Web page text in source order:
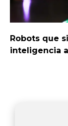
Robots que
inteligencia